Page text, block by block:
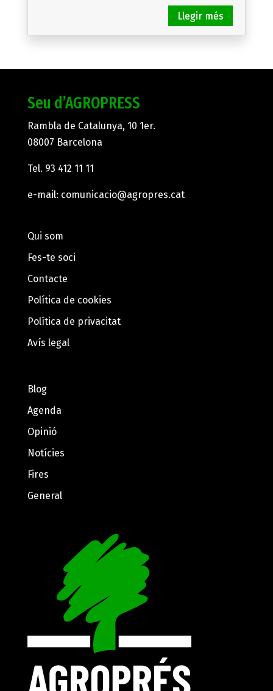
Seu d’AGROPRESS
Rambla de Catalunya, 10 1er.
08007 Barcelona
Tel. 93 412 11 11
e-mail: comunicacio@agropres.cat
Qui som
Fes-te soci
Contacte
Política de cookies
Política de privacitat
Avís legal
Blog
Agenda
Opinió
Notícies
Fires
General